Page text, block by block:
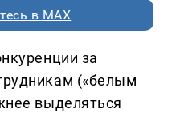
в MAX
за
(«белым
выделяться